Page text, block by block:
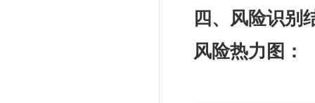
四、风险识别
风险热力图：